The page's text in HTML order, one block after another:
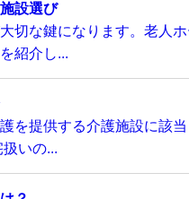
設選び
切な鍵になります。老人
紹介し...
を提供する介護施設に該
いの...